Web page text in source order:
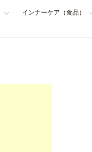
インナーケア（食品）